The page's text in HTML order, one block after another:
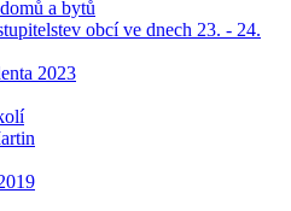
a bytů
obcí ve dnech 23. - 24.
2023